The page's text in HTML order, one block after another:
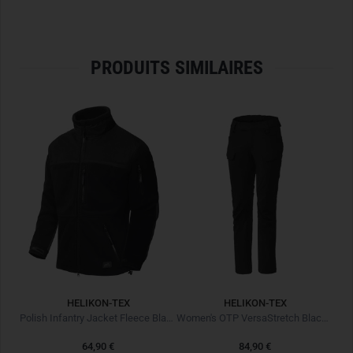
100% cotton (175 g/m²), breathable and easy-care
Helikon-Tex Range Line
Approx. 195 g (size L)
Care: Machine washable, shape-retaining
PRODUITS SIMILAIRES
HELIKON-TEX
Polish Infantry Jacket Fleece Black Noir
64,90 €
HELIKON-TEX
Women's OTP VersaStretch Black Noir
84,90 €